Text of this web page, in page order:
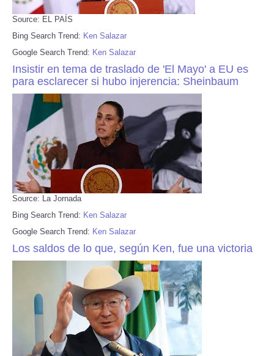
Source: EL PAÍS
Bing Search Trend: Ken Salazar
Google Search Trend: Ken Salazar
Insistir en tema de traslado de 'El Mayo' a EU es
para esclarecer si hubo injerencia: Sheinbaum
Source: La Jornada
Bing Search Trend: Ken Salazar
Google Search Trend: Ken Salazar
Los saldos de lo que, según Ken, fue una victoria